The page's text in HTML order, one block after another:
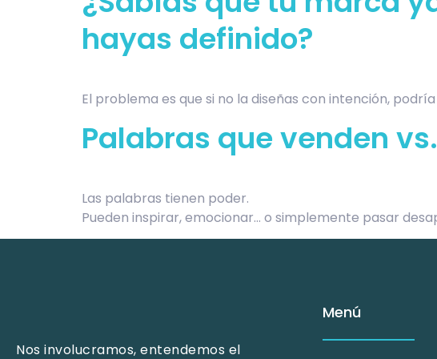
hayas definido?
El problema es que si no la diseñas con intención,
Palabras que venden
Las palabras tienen poder.
Pueden inspirar, emocionar… o simplemente pasar
Nos involucramos, entendemos el
Menú